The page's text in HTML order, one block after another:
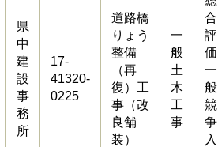
県
中
建
設
事
務
所
17-
41320-
0225
道路橋
りょう
整備
（再
復）工
事（改
良舗
装）
一
般
土
木
工
事
合
評
価
一
般
競
争
入